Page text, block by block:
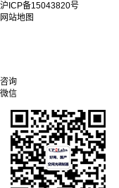
沪ICP备15043820号
网站地图
咨询
微信